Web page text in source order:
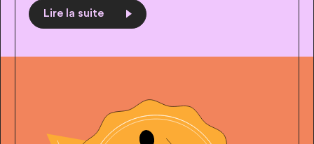
Lire la suite